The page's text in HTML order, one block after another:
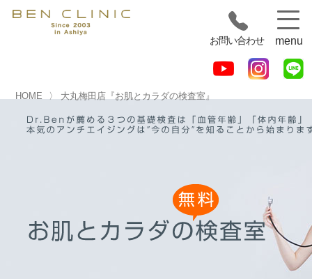
お問い合わせ menu
HOME 大丸梅田店『お肌とカラダの検査室』